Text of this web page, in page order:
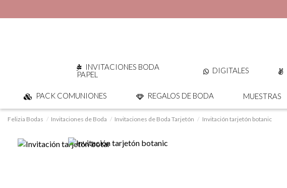
INVITACIONES BODA
PAPEL
DIGITALES
PACK COMUNIONES REGALOS DE BODA MUESTRAS
Felizia Bodas Invitaciones de Boda Invitaciones de Boda Tarjetón Invitación tarjetón botanic